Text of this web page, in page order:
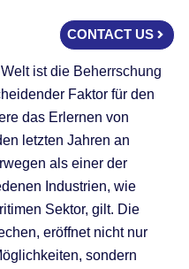
CONTACT US
ist die Beherrschung
Faktor für den
das Erlernen von
letzten Jahren an
als einer der
Industrien, wie
Sektor, gilt. Die
eröffnet nicht nur
sondern